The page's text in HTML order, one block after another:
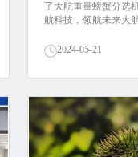
了大航重量螃蟹分选
航科技，领航未来大
2024-05-21